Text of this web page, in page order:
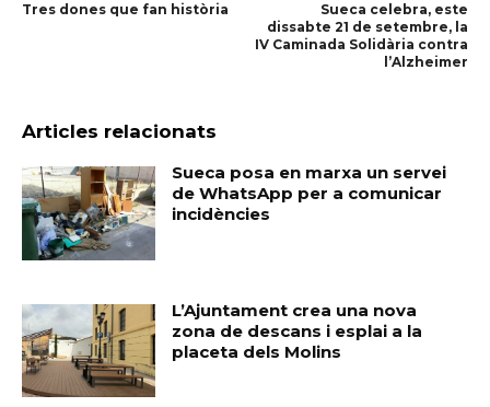
Tres dones que fan història
Sueca celebra, este
dissabte 21 de setembre, la
IV Caminada Solidària contra
l’Alzheimer
Articles relacionats
Sueca posa en marxa un servei
de WhatsApp per a comunicar
incidències
L’Ajuntament crea una nova
zona de descans i esplai a la
placeta dels Molins